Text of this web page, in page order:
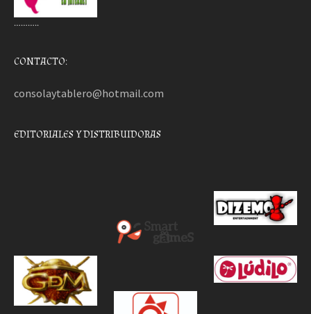
………..
CONTACTO:
consolaytablero@hotmail.com
EDITORIALES Y DISTRIBUIDORAS